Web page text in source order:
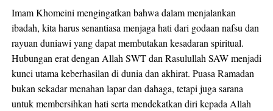
Imam Khomeini mengingatkan bahwa dalam menjalankan
ibadah, kita harus senantiasa menjaga hati dari godaan nafsu dan
rayuan duniawi yang dapat membutakan kesadaran spiritual.
Hubungan erat dengan Allah SWT dan Rasulullah SAW menjadi
kunci utama keberhasilan di dunia dan akhirat. Puasa Ramadan
bukan sekadar menahan lapar dan dahaga, tetapi juga sarana
untuk membersihkan hati serta mendekatkan diri kepada Allah